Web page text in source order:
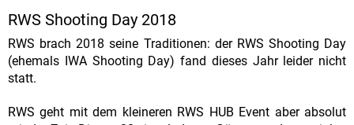
RWS Shooting Day 2018
RWS brach 2018 seine Traditionen: der RWS Shooting Day
(ehemals IWA Shooting Day) fand dieses Jahr leider nicht
statt.
RWS geht mit dem kleineren RWS HUB Event aber absolut